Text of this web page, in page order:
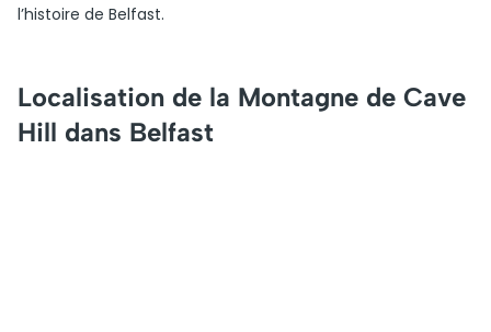
l’histoire de Belfast.
Localisation de la Montagne de Cave
Hill dans Belfast